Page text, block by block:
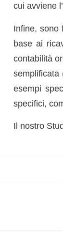
cui avviene
Infine, sono
base ai
contabilità
semplificata
esempi
specifici,
Il nostro